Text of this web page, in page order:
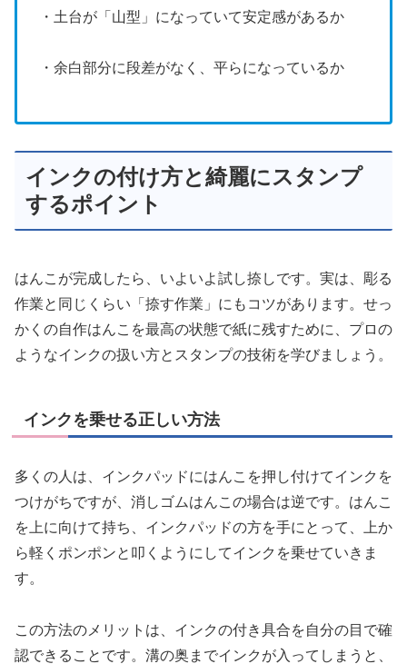
・土台が「山型」になっていて安定感があるか
・余白部分に段差がなく、平らになっているか
インクの付け方と綺麗にスタンプ
するポイント
はんこが完成したら、いよいよ試し捺しです。実は、彫る
作業と同じくらい「捺す作業」にもコツがあります。せっ
かくの自作はんこを最高の状態で紙に残すために、プロの
ようなインクの扱い方とスタンプの技術を学びましょう。
インクを乗せる正しい方法
多くの人は、インクパッドにはんこを押し付けてインクを
つけがちですが、消しゴムはんこの場合は逆です。はんこ
を上に向けて持ち、インクパッドの方を手にとって、上か
ら軽くポンポンと叩くようにしてインクを乗せていきま
す。
この方法のメリットは、インクの付き具合を自分の目で確
認できることです。溝の奥までインクが入ってしまうと、